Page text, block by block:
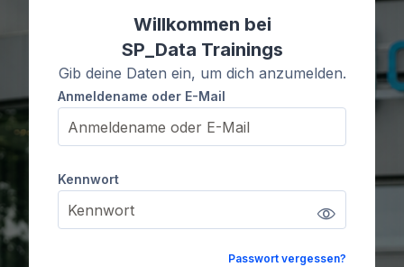
Willkommen bei
SP_Data Trainings
Gib deine Daten ein, um dich anzumelden.
Kontoerstellung abbrechen
Anmeldename oder E-Mail
Anmeldename oder E-Mail
Kennwort
Kennwort
Passwort vergessen?